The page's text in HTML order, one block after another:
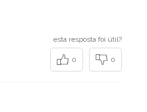
esta resposta foi útil?
0 0